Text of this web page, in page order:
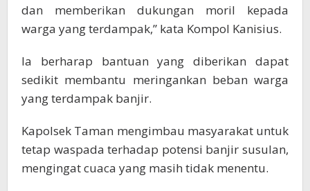
dan memberikan dukungan moril kepada
warga yang terdampak,” kata Kompol Kanisius.
Ia berharap bantuan yang diberikan dapat
sedikit membantu meringankan beban warga
yang terdampak banjir.
Kapolsek Taman mengimbau masyarakat untuk
tetap waspada terhadap potensi banjir susulan,
mengingat cuaca yang masih tidak menentu.